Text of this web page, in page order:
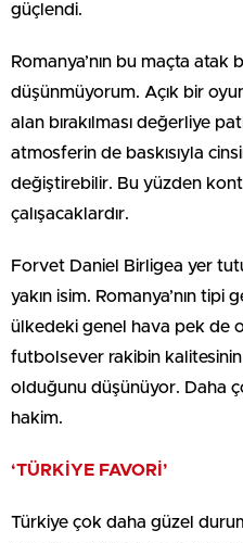
güçlendi.
Romanya’nın bu maçta
düşünmüyorum. Açık bir
alan bırakılması değerliye
atmosferin de baskısıyla
değiştirebilir. Bu yüzden
çalışacaklardır.
Forvet Daniel Birligea yer
yakın isim. Romanya’nın
ülkedeki genel hava pek de
futbolsever rakibin kalitesinin
olduğunu düşünüyor. Daha
hakim.
‘TÜRKİYE FAVORİ’
Türkiye çok daha güzel